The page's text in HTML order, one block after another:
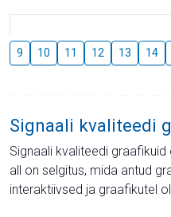
9 10 11 12 13 14
Signaali kvaliteedi
Signaali kvaliteedi
all on selgitus, mida antud
interaktiivsed ja graafikutel